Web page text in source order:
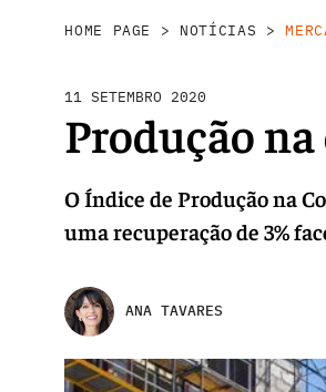
HOME PAGE > NOTÍCIAS >
11 SETEMBRO 2020
Produção
O Índice de Produção na
uma recuperação de 3%
ANA TAVARES